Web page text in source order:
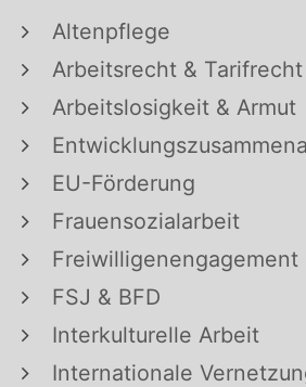
Altenpflege
Arbeitsrecht & Tarifrecht
Arbeitslosigkeit & Armut
EU-Förderung
Frauensozialarbeit
Freiwilligenengagement
FSJ & BFD
Interkulturelle Arbeit
Internationale